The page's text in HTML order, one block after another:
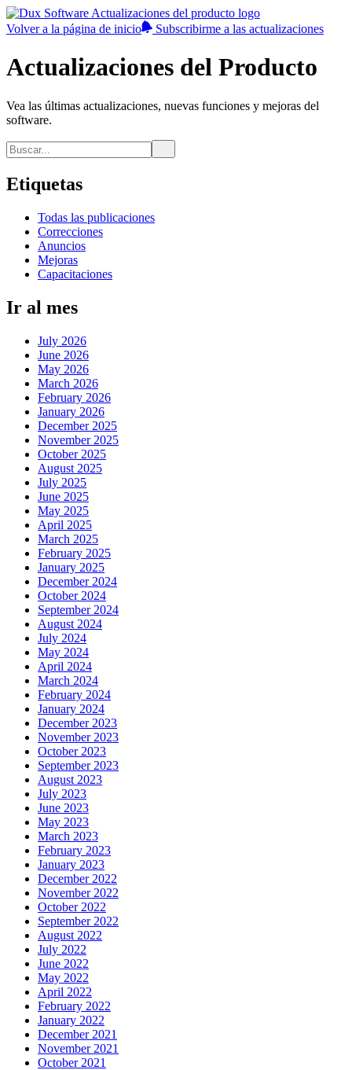
Volver a la página de inicio Subscribirme a las actualizaciones
Actualizaciones del Producto
Vea las últimas actualizaciones, nuevas funciones y mejoras del
software.
Etiquetas
Todas las publicaciones
Correcciones
Anuncios
Mejoras
Capacitaciones
Ir al mes
July 2026
June 2026
May 2026
March 2026
February 2026
January 2026
December 2025
November 2025
October 2025
August 2025
July 2025
June 2025
May 2025
April 2025
March 2025
February 2025
January 2025
December 2024
October 2024
September 2024
August 2024
July 2024
May 2024
April 2024
March 2024
February 2024
January 2024
December 2023
November 2023
October 2023
September 2023
August 2023
July 2023
June 2023
May 2023
March 2023
February 2023
January 2023
December 2022
November 2022
October 2022
September 2022
August 2022
July 2022
June 2022
May 2022
April 2022
February 2022
January 2022
December 2021
November 2021
October 2021